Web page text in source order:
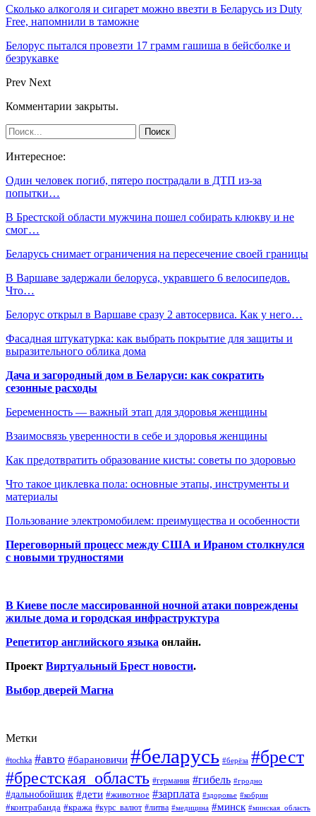
Сколько алкоголя и сигарет можно ввезти в Беларусь из Duty
Free, напомнили в таможне
Белорус пытался провезти 17 грамм гашиша в бейсболке и
безрукавке
Prev Next
Комментарии закрыты.
Интересное:
Один человек погиб, пятеро пострадали в ДТП из-за
попытки…
В Брестской области мужчина пошел собирать клюкву и не
смог…
Беларусь снимает ограничения на пересечение своей границы
В Варшаве задержали белоруса, укравшего 6 велосипедов.
Что…
Белорус открыл в Варшаве сразу 2 автосервиса. Как у него…
Фасадная штукатурка: как выбрать покрытие для защиты и
выразительного облика дома
Дача и загородный дом в Беларуси: как сократить
сезонные расходы
Беременность — важный этап для здоровья женщины
Взаимосвязь уверенности в себе и здоровья женщины
Как предотвратить образование кисты: советы по здоровью
Что такое циклевка пола: основные этапы, инструменты и
материалы
Пользование электромобилем: преимущества и особенности
Переговорный процесс между США и Ираном столкнулся
с новыми трудностями
В Киеве после массированной ночной атаки повреждены
жилые дома и городская инфраструктура
Репетитор английского языка онлайн.
Проект Виртуальный Брест новости.
Выбор дверей Магна
Метки
#tochka #авто #барановичи #беларусь #берёза #брест
#брестская_область #германия #гибель #гродно
#дальнобойщик #дети #животное #зарплата #здоровье #кобрин
#контрабанда #кража #курс_валют #литва #медицина #минск #минская_область